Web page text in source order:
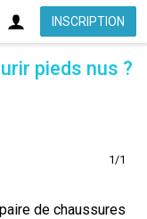
INSCRIPTION
pieds nus ?
1/1
de chaussures